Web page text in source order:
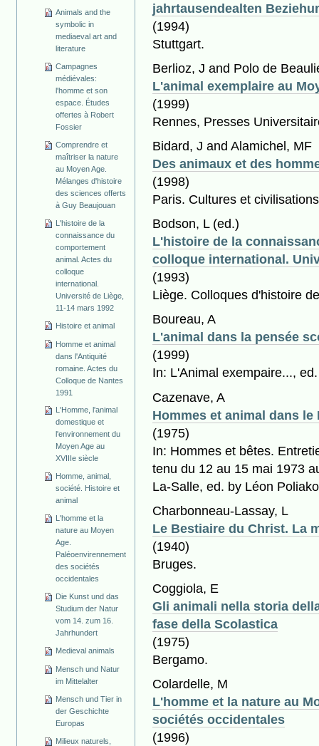
Animals and the
symbolic in
mediaeval art and
literature
Campagnes
médiévales:
l'homme et son
espace. Études
offertes à Robert
Fossier
Comprendre et
maîtriser la nature
au Moyen Age.
Mélanges d'histoire
des sciences offerts
à Guy Beaujouan
L'histoire de la
connaissance du
comportement
animal. Actes du
colloque
international.
Université de Liège,
11-14 mars 1992
Histoire et animal
Homme et animal
dans l'Antiquité
romaine. Actes du
Colloque de Nantes
1991
L'Homme, l'animal
domestique et
l'environnement du
Moyen Age au
XVIIIe siècle
Homme, animal,
société. Histoire et
animal
L'homme et la
nature au Moyen
Age.
Paléoenvirennement
des sociétés
occidentales
Die Kunst und das
Studium der Natur
vom 14. zum 16.
Jahrhundert
Medieval animals
Mensch und Natur
im Mittelalter
Mensch und Tier in
der Geschichte
Europas
Milieux naturels,
jahrtausendealten
(1994)
Stuttgart.
Berlioz, J and Polo de
L'animal exemplaire au
(1999)
Rennes, Presses
Bidard, J and Alamichel, MF
Des animaux et des
(1998)
Paris. Cultures et
Bodson, L (ed.)
L'histoire de la
colloque international.
(1993)
Liège. Colloques d'histoire
Boureau, A
L'animal dans la pensée
(1999)
In: L'Animal exempaire...,
Cazenave, A
Hommes et animal dans
(1975)
In: Hommes et bêtes.
tenu du 12 au 15 mai 1973
La-Salle, ed. by Léon
Charbonneau-Lassay, L
Le Bestiaire du Christ. La
(1940)
Bruges.
Coggiola, E
Gli animali nella storia
fase della Scolastica
(1975)
Bergamo.
Colardelle, M
L'homme et la nature au
sociétés occidentales
(1996)